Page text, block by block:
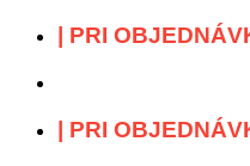
Skip
content
| PRI
| PRI